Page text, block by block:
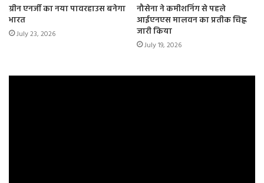
ग्रीन एनर्जी का नया पावरहाउस बनेगा
भारत
July 23, 2026
नौसेना ने कमीशनिंग से पहले
आईएनएस मालवन का प्रतीक चिह्न
जारी किया
July 19, 2026